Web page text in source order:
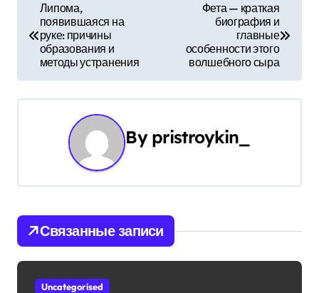
и
ц
и
я
п
Липома,
появившаяся на
руке: причины
образования и
методы устранения
Фета — краткая
биография и
главные
особенности этого
волшебного сыра
By pristroykin_
Связанные записи
Uncategorised